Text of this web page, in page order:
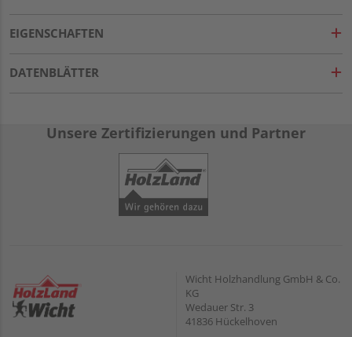
EIGENSCHAFTEN
DATENBLÄTTER
Unsere Zertifizierungen und Partner
Wicht Holzhandlung GmbH & Co.
KG
Wedauer Str. 3
41836 Hückelhoven